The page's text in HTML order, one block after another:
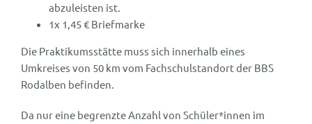
abzuleisten ist.
1x 1,45 € Briefmarke
Die Praktikumsstätte muss sich innerhalb eines
Umkreises von 50 km vom Fachschulstandort der BBS
Rodalben befinden.
Da nur eine begrenzte Anzahl von Schüler*innen im